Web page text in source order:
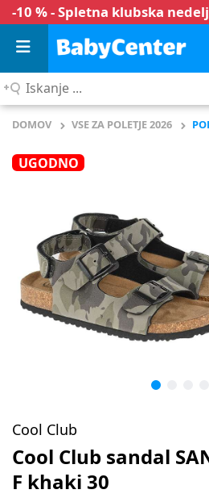
-10 % - Spletna klubska
Iskanje
DOMOV VSE ZA POLETJE 2026
UGODNO
Cool Club
Cool Club sandal
F khaki 30